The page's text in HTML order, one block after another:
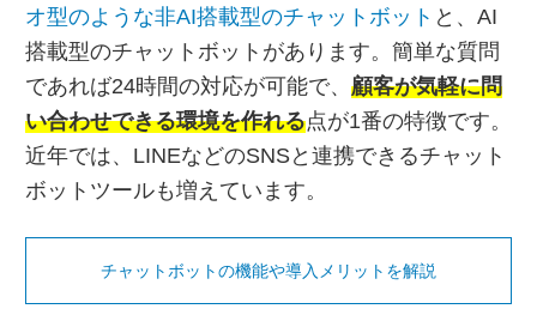
オ型のような非AI搭載型のチャットボット と、AI
搭載型のチャットボットがあります。簡単な質問
であれば24時間の対応が可能で、 顧客が気軽に問
い合わせできる環境を作れる点が1番の特徴です。
近年では、LINEなどのSNSと連携できるチャット
ボットツールも増えています。
チャットボットの機能や導入メリットを解説